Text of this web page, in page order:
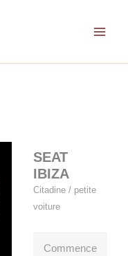
SEAT
IBIZA
Citadine / petite
voiture
Commence